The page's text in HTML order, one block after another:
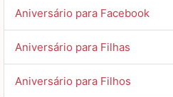
Aniversário para Facebook
Aniversário para Filhas
Aniversário para Filhos